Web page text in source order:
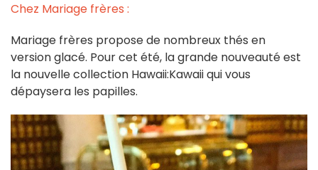
Chez Mariage frères :
Mariage frères propose de nombreux thés en
version glacé. Pour cet été, la grande nouveauté est
la nouvelle collection Hawaii:Kawaii qui vous
dépaysera les papilles.